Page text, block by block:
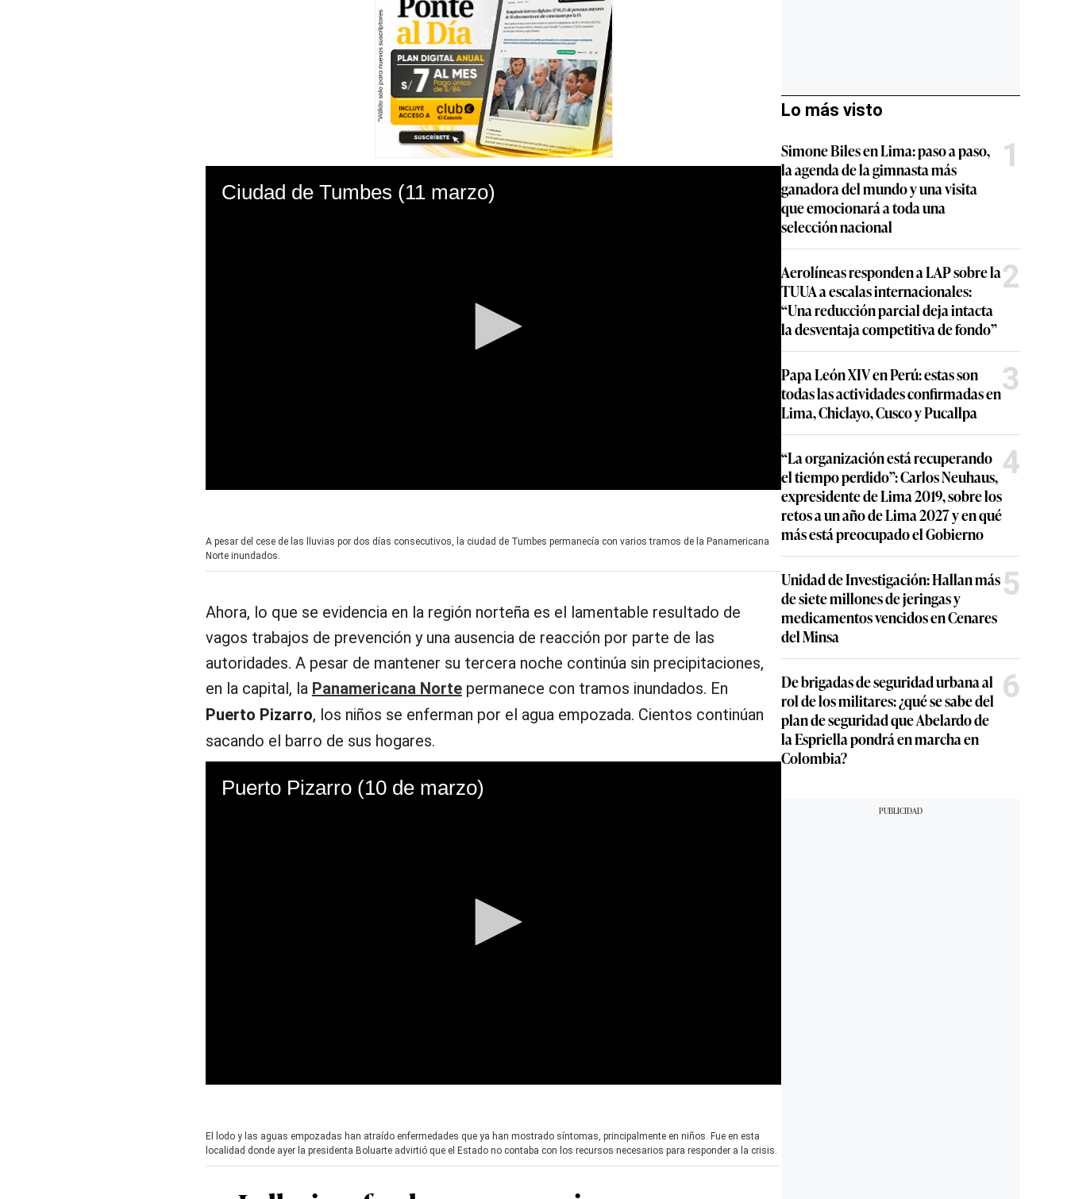
Ciudad de Tumbes (11 marzo)
o
n
d
f
1
3
s
e
c
o
n
d
s
V
o
l
A pesar del cese de las lluvias por dos días consecutivos, la ciudad de Tumbes permanecía con varios tramos de la Panamericana
Norte inundados.
Ahora, lo que se evidencia en la región norteña es el lamentable resultado de
vagos trabajos de prevención y una ausencia de reacción por parte de las
autoridades. A pesar de mantener su tercera noche continúa sin precipitaciones,
en la capital, la Panamericana Nortepermanece con tramos inundados. En
Puerto Pizarro, los niños se enferman por el agua empozada. Cientos continúan
sacando el barro de sus hogares.
Puerto Pizarro (10 de marzo)
o
n
d
El lodo y las aguas empozadas han atraído enfermedades que ya han mostrado síntomas, principalmente en niños. Fue en esta
localidad donde ayer la presidenta Boluarte advirtió que el Estado no contaba con los recursos necesarios para responder a la crisis.
Lo más visto
Simone Biles en Lima: paso a paso,
la agenda de la gimnasta más
ganadora del mundo y una visita
que emocionará a toda una
selección nacional
1
Aerolíneas responden a LAP sobre la
TUUA a escalas internacionales:
“Una reducción parcial deja intacta
la desventaja competitiva de fondo”
2
Papa León XIV en Perú: estas son
todas las actividades confirmadas en
Lima, Chiclayo, Cusco y Pucallpa
3
“La organización está recuperando
el tiempo perdido”: Carlos Neuhaus,
expresidente de Lima 2019, sobre los
retos a un año de Lima 2027 y en qué
más está preocupado el Gobierno
4
Unidad de Investigación: Hallan más
de siete millones de jeringas y
medicamentos vencidos en Cenares
del Minsa
5
De brigadas de seguridad urbana al
rol de los militares: ¿qué se sabe del
plan de seguridad que Abelardo de
la Espriella pondrá en marcha en
Colombia?
6